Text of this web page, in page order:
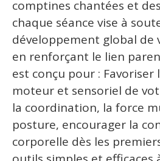
comptines chantées et
chaque séance vise à
développement global
en renforçant le lien
est conçu pour :
moteur et sensoriel de
la coordination, la force
posture, encourager la
corporelle dès les